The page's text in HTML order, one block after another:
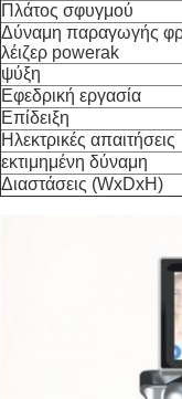
Πλάτος σφυγμού
Δύναμη παραγωγής
λέιζερ powerak
ψύξη
Εφεδρική εργασία
Επίδειξη
Ηλεκτρικές απαιτήσεις
εκτιμημένη δύναμη
Διαστάσεις (WxDxH)